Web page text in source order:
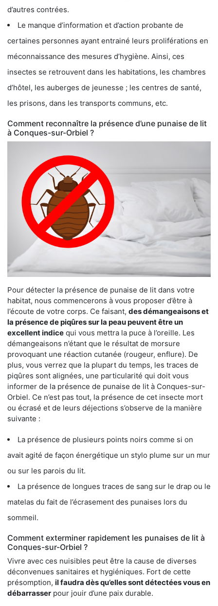
d’autres contrées.
Le manque d’information et d’action probante de
certaines personnes ayant entrainé leurs proliférations en
méconnaissance des mesures d’hygiène. Ainsi, ces
insectes se retrouvent dans les habitations, les chambres
d’hôtel, les auberges de jeunesse ; les centres de santé,
les prisons, dans les transports communs, etc.
Comment reconnaître la présence d’une punaise de lit
à Conques-sur-Orbiel ?
Pour détecter la présence de punaise de lit dans votre
habitat, nous commencerons à vous proposer d’être à
l’écoute de votre corps. Ce faisant, des démangeaisons et
la présence de piqûres sur la peau peuvent être un
excellent indice qui vous mettra la puce à l’oreille. Les
démangeaisons n’étant que le résultat de morsure
provoquant une réaction cutanée (rougeur, enflure). De
plus, vous verrez que la plupart du temps, les traces de
piqûres sont alignées, une particularité qui doit vous
informer de la présence de punaise de lit à Conques-sur-
Orbiel. Ce n’est pas tout, la présence de cet insecte mort
ou écrasé et de leurs déjections s’observe de la manière
suivante :
La présence de plusieurs points noirs comme si on
avait agité de façon énergétique un stylo plume sur un mur
ou sur les parois du lit.
La présence de longues traces de sang sur le drap ou le
matelas du fait de l’écrasement des punaises lors du
sommeil.
Comment exterminer rapidement les punaises de lit à
Conques-sur-Orbiel ?
Vivre avec ces nuisibles peut être la cause de diverses
déconvenues sanitaires et hygiéniques. Fort de cette
présomption, il faudra dès qu’elles sont détectées vous en
débarrasser pour jouir d’une paix durable.